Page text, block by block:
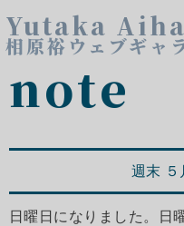
Yutaka
相原裕ウェブギャ
note
週末 ５
日曜日になりました。日